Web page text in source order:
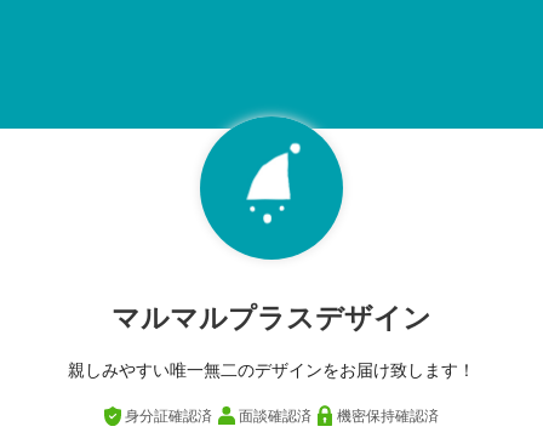
マルマルプラスデザイン
親しみやすい唯一無二のデザインをお届け致します！
身分証確認済 面談確認済 機密保持確認済